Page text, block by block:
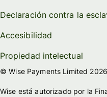
Declaración contra la
Accesibilidad
Propiedad intelectual
© Wise Payments Limited 2026
Wise está autorizado por la